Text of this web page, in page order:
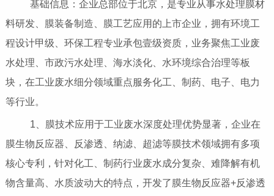
基础信息：企业总部位于北京，是专业从事水处理膜材
料研发、膜装备制造、膜工艺应用的上市企业，拥有环境工
程设计甲级、环保工程专业承包壹级资质，业务聚焦工业废
水处理、市政污水处理、海水淡化、水环境综合治理等板
块，在工业废水细分领域重点服务化工、制药、电子、电力
等行业。
1、膜技术应用于工业废水深度处理优势显著，企业在
膜生物反应器、反渗透、纳滤、超滤等膜技术领域拥有多项
核心专利，针对化工、制药行业废水成分复杂、难降解有机
物含量高、水质波动大的特点，开发了膜生物反应器+反渗透